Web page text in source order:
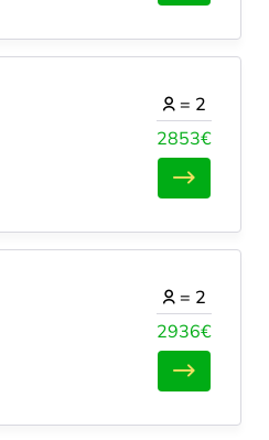
2853€
= 2
2936€
= 2